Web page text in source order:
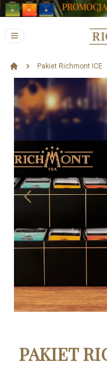
Pakiet Richmont ICE
PAKIET